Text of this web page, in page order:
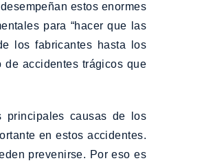
estos enormes
para “hacer que las
los fabricantes hasta los
de accidentes trágicos que
principales causas de los
en estos accidentes.
prevenirse. Por eso es